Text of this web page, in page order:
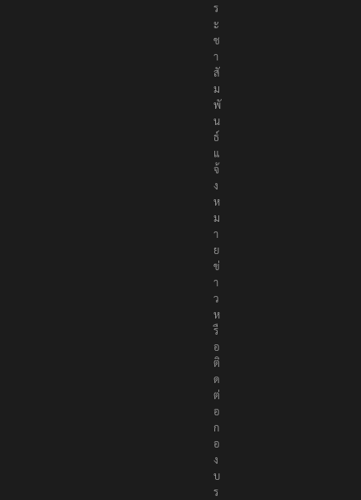
ร
ะ
ช
า
สั
ม
พั
น
ธ์
แ
จ้
ง
ห
ม
า
ย
ข่
า
ว
ห
รื
อ
ติ
ด
ต่
อ
ก
อ
ง
บ
ร